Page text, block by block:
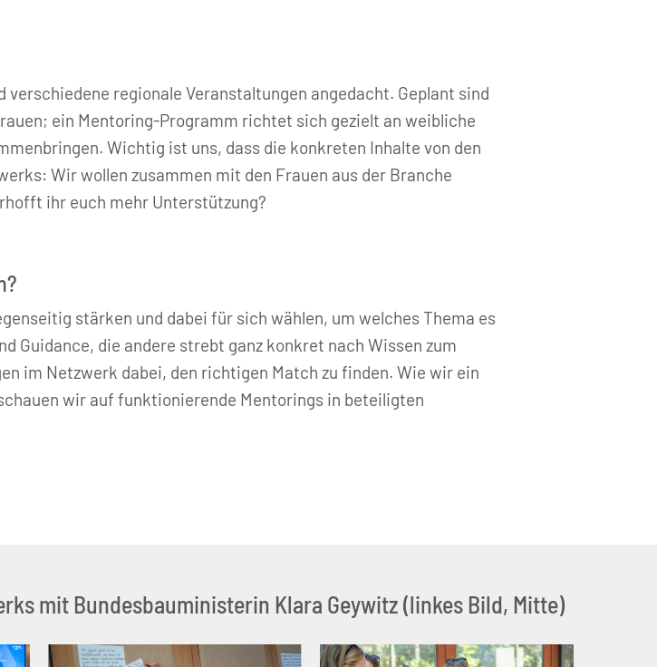
regionale Veranstaltungen angedacht. Geplant sind
ein Mentoring-Programm richtet sich gezielt an weibliche
Wichtig ist uns, dass die konkreten Inhalte von den
Wir wollen zusammen mit den Frauen aus der Branche
ihr euch mehr Unterstützung?
stärken und dabei für sich wählen, um welches Thema es
Guidance, die andere strebt ganz konkret nach Wissen zum
im Netzwerk dabei, den richtigen Match zu finden. Wie wir ein
wir auf funktionierende Mentorings in beteiligten
mit Bundesbauministerin Klara Geywitz (linkes Bild, Mitte)